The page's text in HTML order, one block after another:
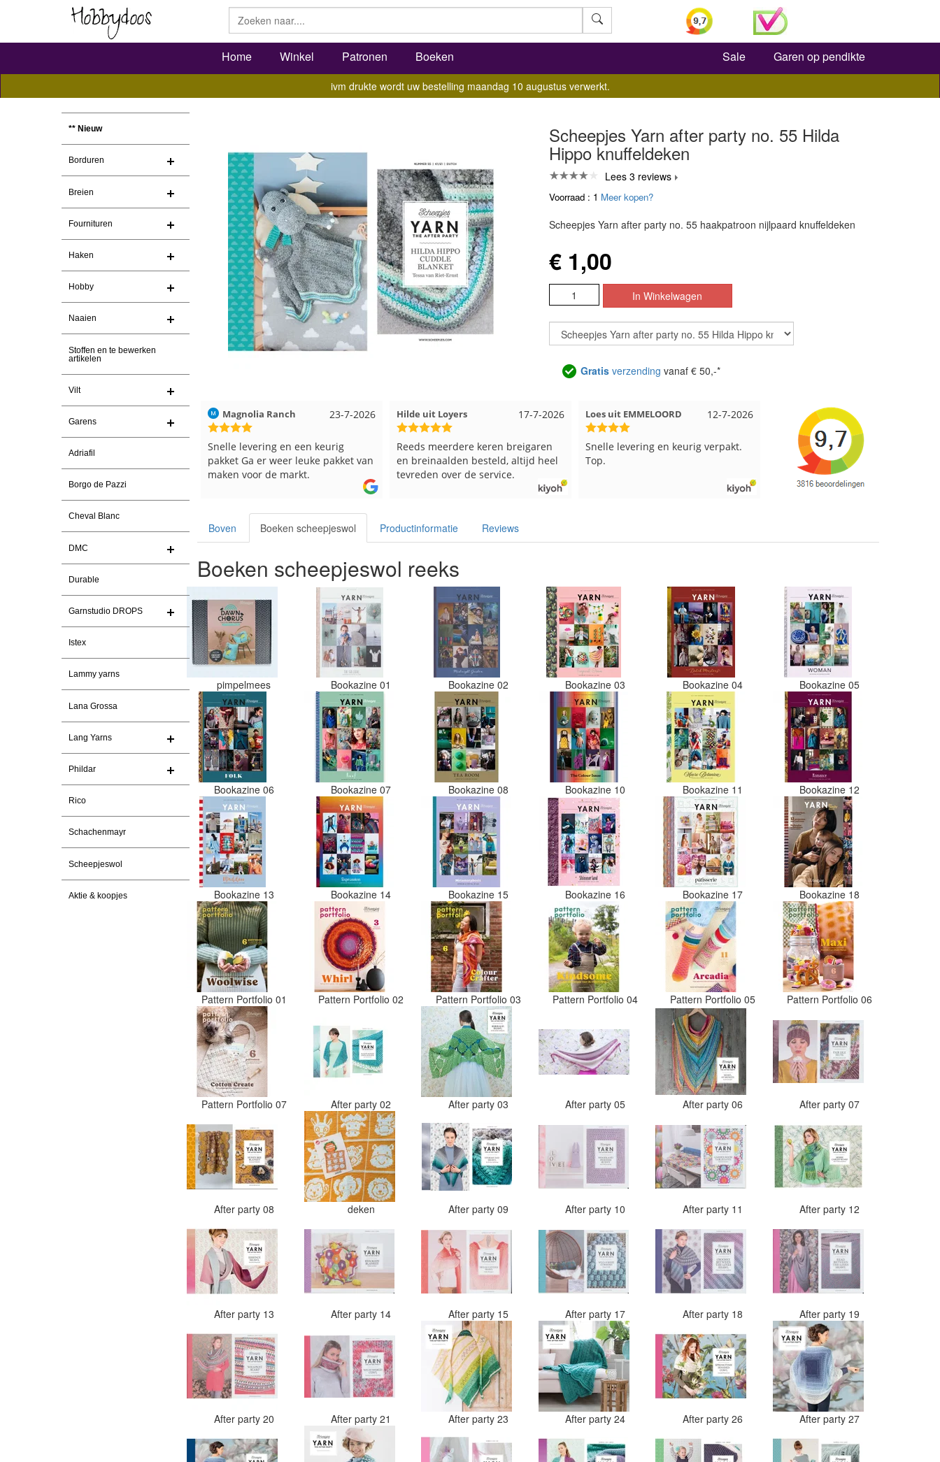
Zoeken
Home Winkel Patronen Boeken Sale Garen op pendikte
ivm drukte wordt uw bestelling maandag 10 augustus verwerkt.
** Nieuw
Borduren
Breien
Fournituren
Haken
Hobby
Naaien
Stoffen en te bewerken
artikelen
Vilt
Garens
Adriafil
Borgo de Pazzi
Cheval Blanc
DMC
Durable
Garnstudio DROPS
Istex
Lammy yarns
Lana Grossa
Lang Yarns
Phildar
Rico
Schachenmayr
Scheepjeswol
Aktie & koopjes
Scheepjes Yarn after party no. 55 Hilda
Hippo knuffeldeken
Lees 3 reviews
Voorraad : 1 Meer kopen?
Scheepjes Yarn after party no. 55 haakpatroon nijlpaard knuffeldeken
€ 1,00
Gratisverzending vanaf € 50,-*
pakket Ga er weer leuke pakket van
17-7-2026
Hilde uit Loyers
Reeds meerdere keren breigaren
en breinaalden besteld, altijd heel
tevreden over de service.
12-7-2026
Loes uit EMMELOORD
Snelle levering en keurig verpakt.
Top.
12-7-2026
Nell uit Beuningen
Goed verpakt en snelgeleverd
Wendy uit Amsterdam
Ruime keus aan viltwol, mooie
kleuren en goede kwaliteit. Snel
verzonden. Enigste wat ik een
beetje jammer vind is dat alles los
een doos gestopt. Geen kleur
welke kleurcode bij welke bol
Had ook 3x 50 gram zwart besteld
maar door de andere bollen zitten
er nu verschillende kleuren vezels
in het zwart. Dat vind ik erg
jammer. Als ik nu wil nabestellen
moet ik maar hopen dat ik de juiste
kleurcode bij de juiste bol heb
gedaan. Misschien een tip om de
kleuren apart in te pakken met een
sticker welke kleur het is?
Desondanks zou ik deze shop zeker
wel aanbevelen wat betreft de
viltwol. Goede prijs/kwaliteit
verhouding.
Boven Boeken scheepjeswol Productinformatie Reviews
Boeken scheepjeswol reeks
pimpelmees Bookazine 01 Bookazine 02 Bookazine 03 Bookazine 04 Bookazine 05
Bookazine 06 Bookazine 07 Bookazine 08 Bookazine 10 Bookazine 11 Bookazine 12
Bookazine 13 Bookazine 14 Bookazine 15 Bookazine 16 Bookazine 17 Bookazine 18
Pattern Portfolio 01 Pattern Portfolio 02 Pattern Portfolio 03 Pattern Portfolio 04 Pattern Portfolio 05 Pattern Portfolio 06
Pattern Portfolio 07 After party 02 After party 03 After party 05 After party 06 After party 07
After party 08 deken After party 09 After party 10 After party 11 After party 12
After party 13 After party 14 After party 15 After party 17 After party 18 After party 19
After party 20 After party 21 After party 23 After party 24 After party 26 After party 27